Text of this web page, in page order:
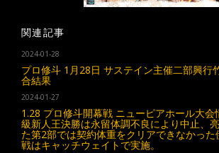
関連記事
2024-01-28
プロ修斗 1月28日 サステイン主催二部興行
合結果
2024-01-27
1.28 プロ修斗開幕戦 ニューピアホール大会
級新人王決勝は永留体調不良により中止、
た第2部では契約体重をクリアできなかっ
戦はキャッチウェイトで実施。